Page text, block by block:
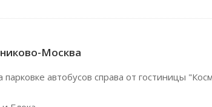
Москва
автобусов справа от гостиницы